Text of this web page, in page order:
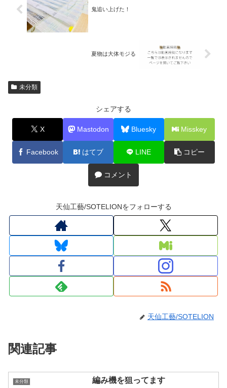
鬼追い上げた！
夏物は大体モジる
未分類
シェアする
X Mastodon Bluesky Misskey
Facebook はてブ LINE コピー
コメント
天仙工藝/SOTELIONをフォローする
天仙工藝/SOTELION
関連記事
未分類 編み機を狙ってます